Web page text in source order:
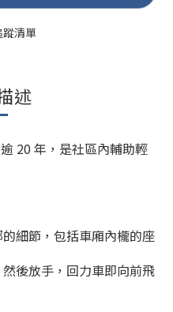
蹤清單
述
20 年，是社區內輔助輕
細節，包括車廂內櫳的座
後放手，回力車即向前飛